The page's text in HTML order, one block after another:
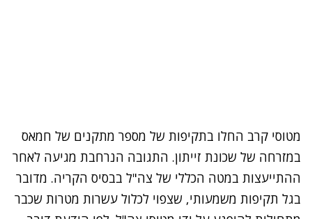
מטוסי קרב החלו בתקיפות של מספר מתקנים של חמאס
במזרחה של שכונת זייתון. התגובה הנרחבת מגיעה לאחר
ההתייעצות במטה הכללי של צה"ל בבסיס הקריה. מדובר
בגל תקיפות משמעותי, שצפוי לכלול עשרות מטרות שכבר